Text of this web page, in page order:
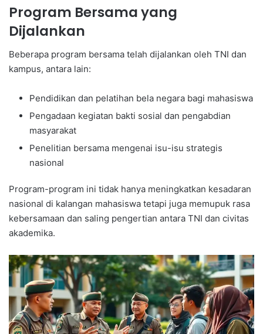
Program Bersama yang
Dijalankan
Beberapa program bersama telah dijalankan oleh TNI dan
kampus, antara lain:
Pendidikan dan pelatihan bela negara bagi mahasiswa
Pengadaan kegiatan bakti sosial dan pengabdian
masyarakat
Penelitian bersama mengenai isu-isu strategis
nasional
Program-program ini tidak hanya meningkatkan kesadaran
nasional di kalangan mahasiswa tetapi juga memupuk rasa
kebersamaan dan saling pengertian antara TNI dan civitas
akademika.